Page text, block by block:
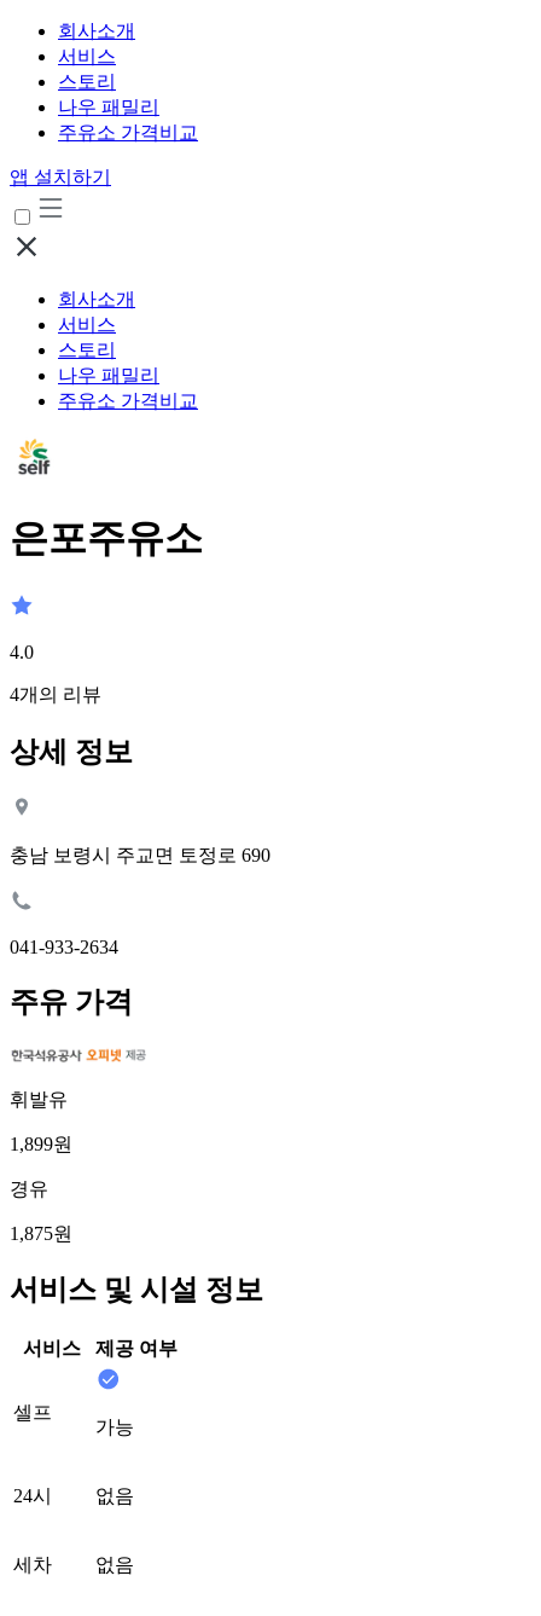
회사소개
서비스
스토리
나우 패밀리
주유소 가격비교
앱 설치하기
회사소개
서비스
스토리
나우 패밀리
주유소 가격비교
은포주유소
4.0
4개의 리뷰
상세 정보
충남 보령시 주교면 토정로 690
041-933-2634
주유 가격
휘발유
1,899원
경유
1,875원
서비스 및 시설 정보
서비스 제공 여부
셀프
가능
24시 없음
세차 없음